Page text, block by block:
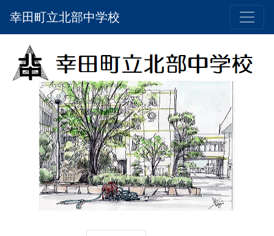
幸田町立北部中学校